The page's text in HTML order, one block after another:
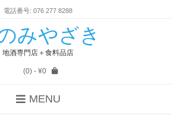
電話番号: 076 277 8288
みやざき
地酒専門店＋食料品店
(0)- ¥0
MENU